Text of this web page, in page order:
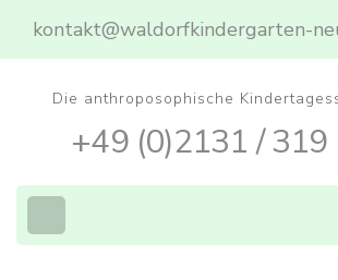
Zum
drücken)
kontakt@waldorfkindergarten-
Die anthroposophische
+49 (0)2131 / 319